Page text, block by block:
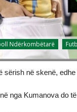
Ndërkombëtarë
sërish në skenë,
nga Kumanova do